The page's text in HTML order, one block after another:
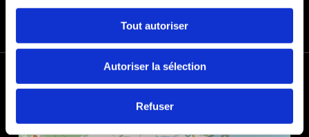
Tout autoriser
Autoriser la sélection
Refuser